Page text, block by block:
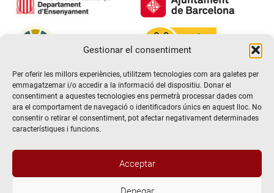
Gestionar el consentiment
Per oferir les millors experiències, utilitzem tecnologies com ara galetes per
emmagatzemar i/o accedir a la informació del dispositiu. Donar el
consentiment a aquestes tecnologies ens permetrà processar dades com
ara el comportament de navegació o identificadors únics en aquest lloc. No
consentir o retirar el consentiment, pot afectar negativament determinades
característiques i funcions.
Acceptar